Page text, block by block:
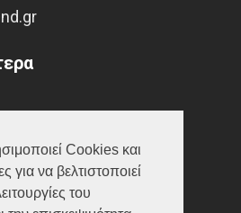
Cookies και
για να βελτιστοποιεί
του